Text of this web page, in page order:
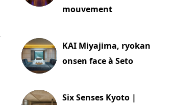
mouvement
KAI Miyajima, ryokan
onsen face à Seto
Six Senses Kyoto |